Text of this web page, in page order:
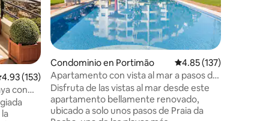
promedio: 4.93 de 5; 153 evaluaciones
4.93 (153)
con
Condominio en Portimão Calificación promedio:
4.85 (137)
Apartamento con vista al mar a pasos de
Praia da Rocha
Disfruta de las vistas al mar desde este
apartamento bellamente renovado,
ubicado a solo unos pasos de Praia da